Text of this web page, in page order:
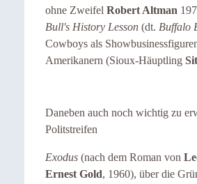
ohne Zweifel Robert Altman
Bull's History Lesson (dt. Buffalo
Cowboys als
Amerikanern (Sioux-Häuptling
Daneben auch noch wichtig zu
Politstreifen
Exodus (nach dem Roman von
Ernest Gold, 1960), über die